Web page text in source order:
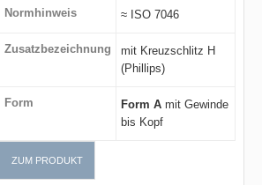
Normhinweis ≈ ISO 7046
Zusatzbezeichnung
mit Kreuzschlitz H
(Phillips)
Form Form Amit Gewinde
bis Kopf
ZUM PRODUKT